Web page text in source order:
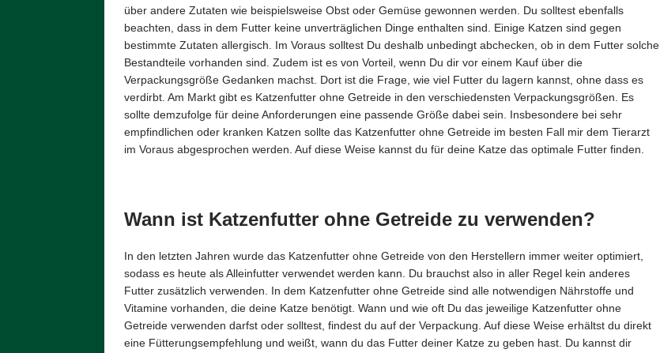
über andere Zutaten wie beispielsweise Obst oder Gemüse gewonnen werden. Du solltest ebenfalls
beachten, dass in dem Futter keine unverträglichen Dinge enthalten sind. Einige Katzen sind gegen
bestimmte Zutaten allergisch. Im Voraus solltest Du deshalb unbedingt abchecken, ob in dem Futter solche
Bestandteile vorhanden sind. Zudem ist es von Vorteil, wenn Du dir vor einem Kauf über die
Verpackungsgröße Gedanken machst. Dort ist die Frage, wie viel Futter du lagern kannst, ohne dass es
verdirbt. Am Markt gibt es Katzenfutter ohne Getreide in den verschiedensten Verpackungsgrößen. Es
sollte demzufolge für deine Anforderungen eine passende Größe dabei sein. Insbesondere bei sehr
empfindlichen oder kranken Katzen sollte das Katzenfutter ohne Getreide im besten Fall mir dem Tierarzt
im Voraus abgesprochen werden. Auf diese Weise kannst du für deine Katze das optimale Futter finden.
Wann ist Katzenfutter ohne Getreide zu verwenden?
In den letzten Jahren wurde das Katzenfutter ohne Getreide von den Herstellern immer weiter optimiert,
sodass es heute als Alleinfutter verwendet werden kann. Du brauchst also in aller Regel kein anderes
Futter zusätzlich verwenden. In dem Katzenfutter ohne Getreide sind alle notwendigen Nährstoffe und
Vitamine vorhanden, die deine Katze benötigt. Wann und wie oft Du das jeweilige Katzenfutter ohne
Getreide verwenden darfst oder solltest, findest du auf der Verpackung. Auf diese Weise erhältst du direkt
eine Fütterungsempfehlung und weißt, wann du das Futter deiner Katze zu geben hast. Du kannst dir